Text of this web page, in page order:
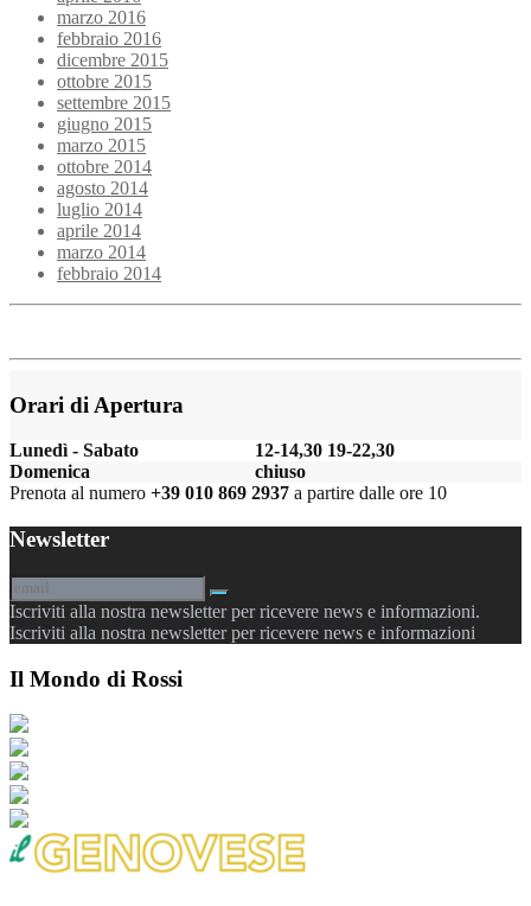
marzo 2016
febbraio 2016
dicembre 2015
ottobre 2015
settembre 2015
giugno 2015
marzo 2015
ottobre 2014
agosto 2014
luglio 2014
aprile 2014
marzo 2014
febbraio 2014
Orari di Apertura
Lunedì - Sabato
12-14,30 19-22,30
Domenica
chiuso
Prenota al numero +39 010 869 2937 a partire dalle ore 10
Newsletter
Iscriviti alla nostra newsletter per ricevere news e informazioni.
Iscriviti alla nostra newsletter per ricevere news e informazioni
Il Mondo di Rossi